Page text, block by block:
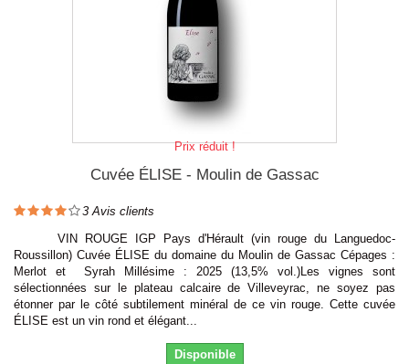
Prix réduit !
Cuvée ÉLISE - Moulin de Gassac
3 Avis clients
VIN ROUGE IGP Pays d'Hérault (vin rouge du Languedoc-
Roussillon) Cuvée ÉLISE du domaine du Moulin de Gassac Cépages :
Merlot et Syrah Millésime : 2025 (13,5% vol.)Les vignes sont
sélectionnées sur le plateau calcaire de Villeveyrac, ne soyez pas
étonner par le côté subtilement minéral de ce vin rouge. Cette cuvée
ÉLISE est un vin rond et élégant...
Disponible